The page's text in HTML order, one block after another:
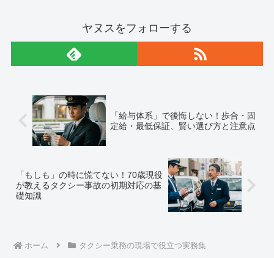
ヤヌスをフォローする
「給与体系」で後悔しない！歩合・固
定給・最低保証、賢い選び方と注意点
「もしも」の時に慌てない！70歳現役
が教えるタクシー事故の初期対応の基
礎知識
ホーム タクシー乗務の現場で役立つ実務集